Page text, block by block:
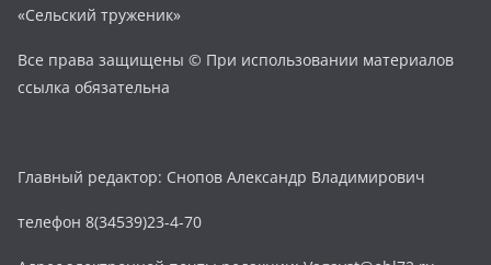
«Сельский труженик»
Все права защищены © При использовании материалов
ссылка обязательна
Главный редактор: Снопов Александр Владимирович
телефон 8(34539)23-4-70